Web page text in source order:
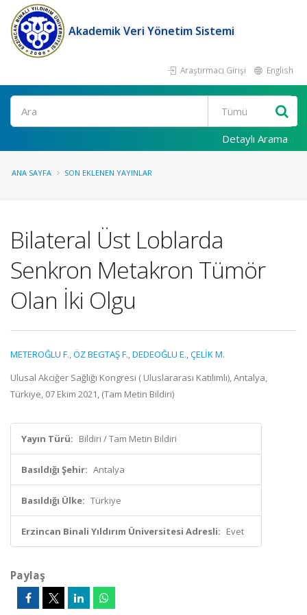
Akademik Veri Yönetim Sistemi
Araştırmacı Girişi English
Ara
Detaylı Arama
ANA SAYFA SON EKLENEN YAYINLAR
Bilateral Üst Loblarda
Senkron Metakron Tümör
Olan İki Olgu
METEROĞLU F.,ÖZ BEGTAŞ F.,DEDEOĞLU E.,ÇELİK M.
Ulusal Akciğer Sağlığı Kongresi ( Uluslararası Katılımlı), Antalya,
Türkiye, 07 Ekim 2021, (Tam Metin Bildiri)
Yayın Türü: Bildiri / Tam Metin Bildiri
Basıldığı Şehir: Antalya
Basıldığı Ülke: Türkiye
Erzincan Binali Yıldırım Üniversitesi Adresli: Evet
Paylaş